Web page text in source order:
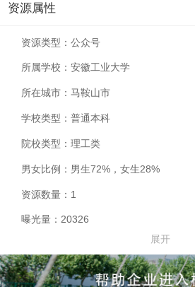
资源属性
资源类型： 公众号
所属学校： 安徽工业大学
所在城市： 马鞍山市
学校类型： 普通本科
院校类型： 理工类
男女比例： 男生72%，女生28%
资源数量： 1
曝光量： 20326
展开